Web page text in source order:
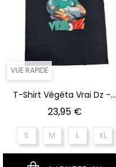
VUE RAPIDE
T-Shirt Végéta Vrai Dz -...
23,95 €Prix
S M L XL